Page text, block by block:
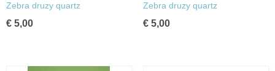
Zebra druzy quartz
€ 5,00
Zebra druzy quartz
€ 5,00